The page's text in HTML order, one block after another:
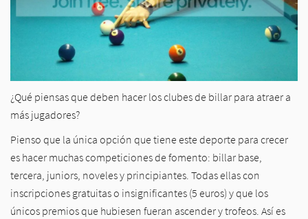
¿Qué piensas que deben hacer los clubes de billar para atraer a
más jugadores?
Pienso que la única opción que tiene este deporte para crecer
es hacer muchas competiciones de fomento: billar base,
tercera, juniors, noveles y principiantes. Todas ellas con
inscripciones gratuitas o insignificantes (5 euros) y que los
únicos premios que hubiesen fueran ascender y trofeos. Así es